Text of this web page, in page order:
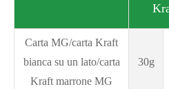
Carta MG/carta Kraft
bianca su un lato/carta
Kraft marrone MG
30g